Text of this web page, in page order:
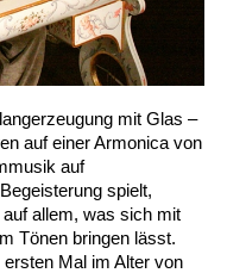
mit Glas –
auf einer Armonica von
auf
spielt,
allem, was sich mit
Tönen bringen lässt.
Mal im Alter von